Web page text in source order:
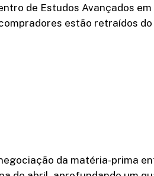
de Estudos Avançados em
estão retraídos
da matéria-prima